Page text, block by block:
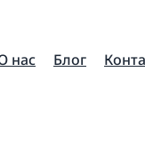
нас Блог